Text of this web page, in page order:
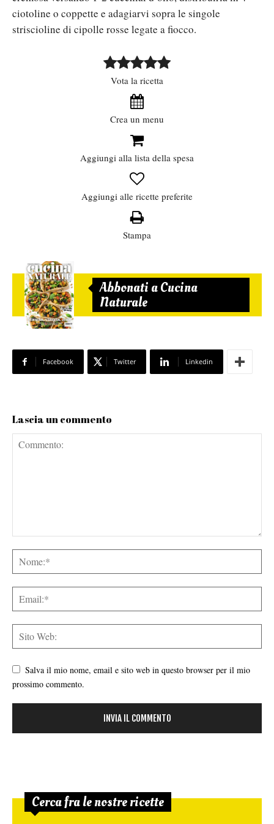
ciotoline o coppette e adagiarvi sopra le singole
striscioline di cipolle rosse legate a fiocco.
Vota la ricetta
Crea un menu
Aggiungi alla lista della spesa
Aggiungi alle ricette preferite
Stampa
Abbonati a Cucina
Naturale
Facebook Twitter Linkedin
Lascia un commento
Salva il mio nome, email e sito web in questo browser per il mio
prossimo commento.
Cerca fra le nostre ricette